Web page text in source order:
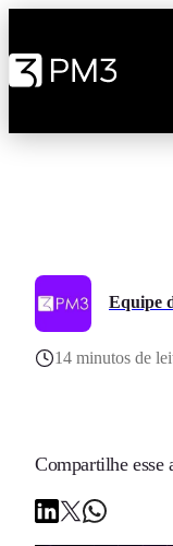
Equipe
14 minutos de
Compartilhe esse